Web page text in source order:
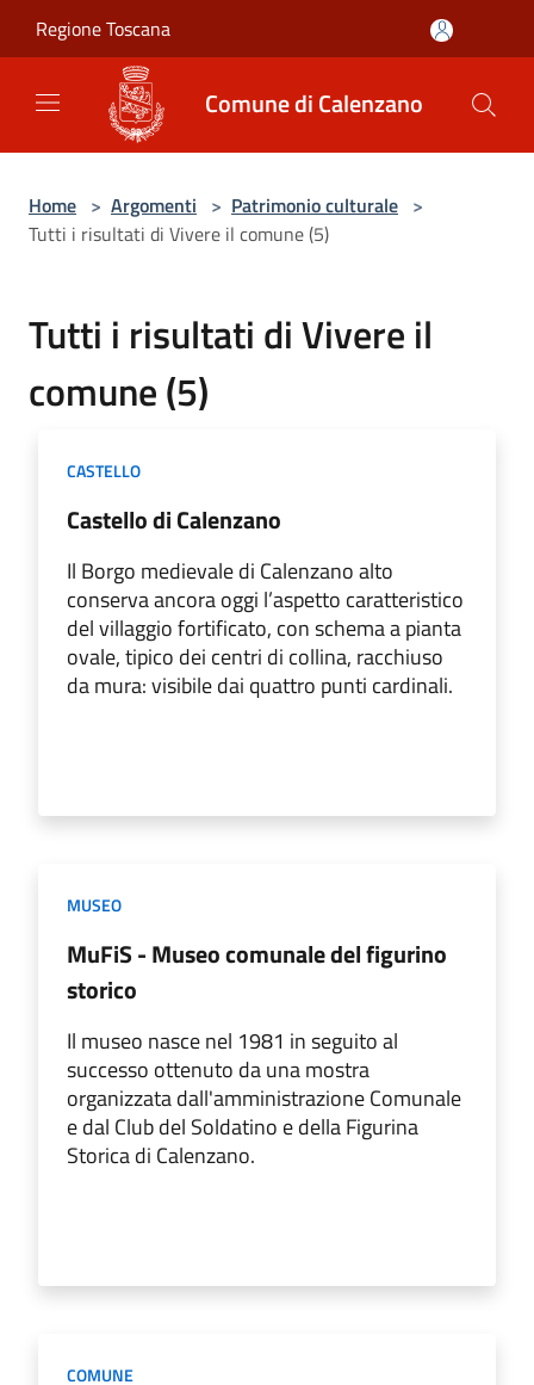
Regione Toscana
Comune di Calenzano
Home > Argomenti > Patrimonio culturale >
Tutti i risultati di Vivere il comune (5)
Tutti i risultati di Vivere il
comune (5)
CASTELLO
Castello di Calenzano
Il Borgo medievale di Calenzano alto
conserva ancora oggi l’aspetto caratteristico
del villaggio fortificato, con schema a pianta
ovale, tipico dei centri di collina, racchiuso
da mura: visibile dai quattro punti cardinali.
MUSEO
MuFiS - Museo comunale del figurino
storico
Il museo nasce nel 1981 in seguito al
successo ottenuto da una mostra
organizzata dall'amministrazione Comunale
e dal Club del Soldatino e della Figurina
Storica di Calenzano.
COMUNE